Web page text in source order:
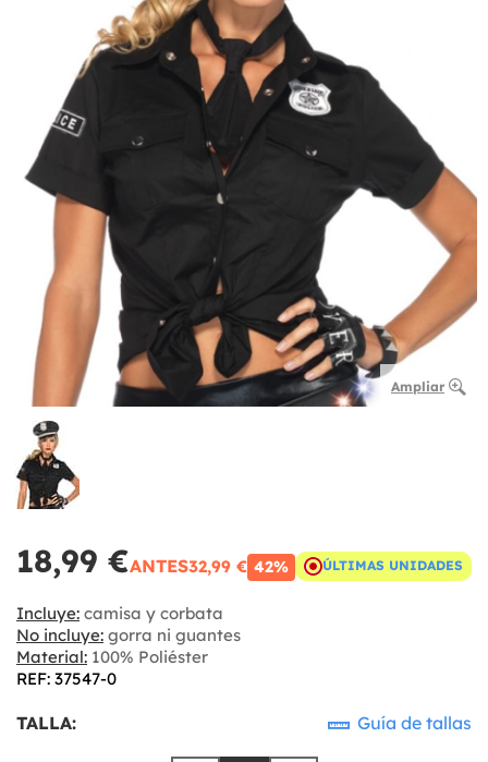
Ampliar
18,99 €ANTES32,99 € 42% ÚLTIMAS UNIDADES
Incluye: camisa y corbata
No incluye: gorra ni guantes
Material: 100% Poliéster
REF: 37547-0
TALLA: Guía de tallas